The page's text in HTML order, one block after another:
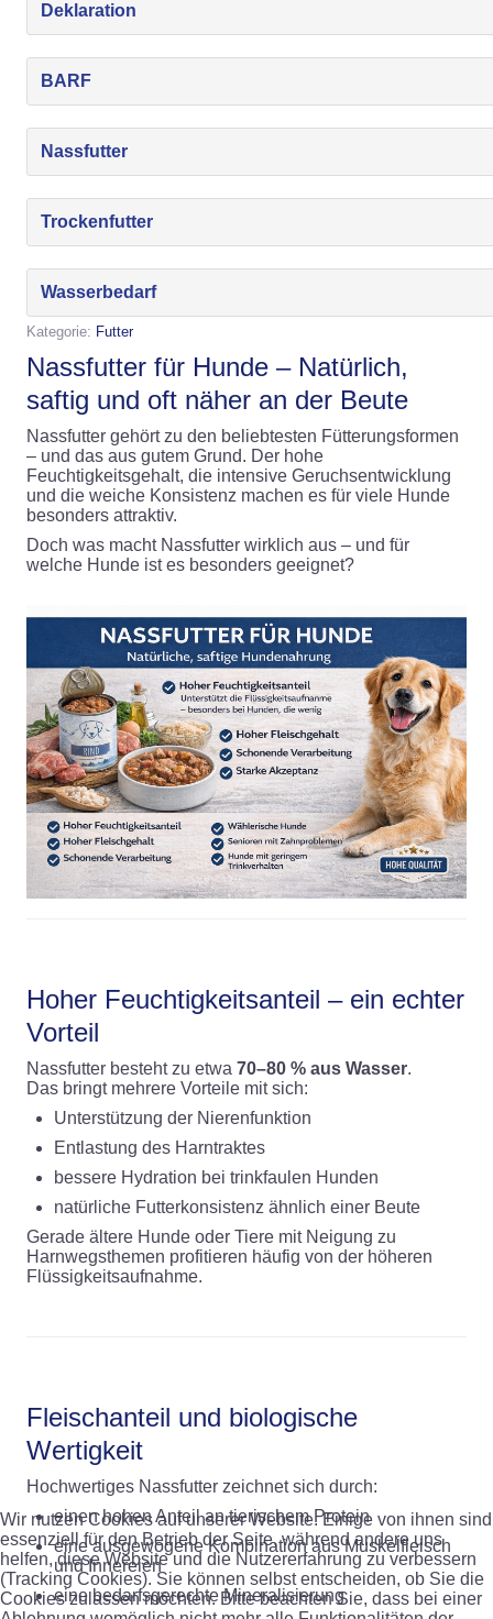
Deklaration
BARF
Nassfutter
Trockenfutter
Wasserbedarf
Kategorie: Futter
Nassfutter für Hunde – Natürlich,
saftig und oft näher an der Beute
Nassfutter gehört zu den beliebtesten Fütterungsformen
– und das aus gutem Grund. Der hohe
Feuchtigkeitsgehalt, die intensive Geruchsentwicklung
und die weiche Konsistenz machen es für viele Hunde
besonders attraktiv.
Doch was macht Nassfutter wirklich aus – und für
welche Hunde ist es besonders geeignet?
Hoher Feuchtigkeitsanteil – ein echter
Vorteil
Nassfutter besteht zu etwa 70–80 % aus Wasser.
Das bringt mehrere Vorteile mit sich:
Unterstützung der Nierenfunktion
Entlastung des Harntraktes
bessere Hydration bei trinkfaulen Hunden
natürliche Futterkonsistenz ähnlich einer Beute
Gerade ältere Hunde oder Tiere mit Neigung zu
Harnwegsthemen profitieren häufig von der höheren
Flüssigkeitsaufnahme.
Fleischanteil und biologische
Wertigkeit
Hochwertiges Nassfutter zeichnet sich durch:
einen hohen Anteil an tierischem Protein
eine ausgewogene Kombination aus Muskelfleisch
und Innereien
eine bedarfsgerechte Mineralisierung
Wir nutzen Cookies auf unserer Website. Einige von ihnen sind
essenziell für den Betrieb der Seite, während andere uns
helfen, diese Website und die Nutzererfahrung zu verbessern
(Tracking Cookies). Sie können selbst entscheiden, ob Sie die
Cookies zulassen möchten. Bitte beachten Sie, dass bei einer